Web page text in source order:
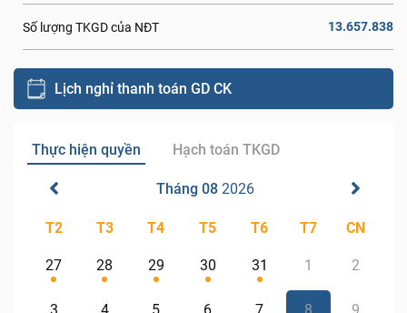
Số lượng TKGD của NĐT 13.657.838
Lịch nghỉ thanh toán GD CK
Thực hiện quyền Hạch toán TKGD
Tháng 08 2026
T2 T3 T4 T5 T6 T7 CN
27 28 29 30 31 1 2